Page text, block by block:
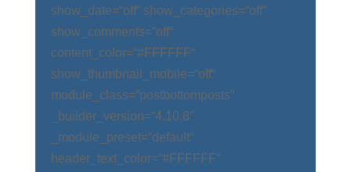
show_date=“off“ show_categories=“off“
show_comments=“off“
content_color=“#FFFFFF“
show_thumbnail_mobile=“off“
module_class=“postbottomposts“
_builder_version=“4.10.8″
_module_preset=“default“
header_text_color=“#FFFFFF“